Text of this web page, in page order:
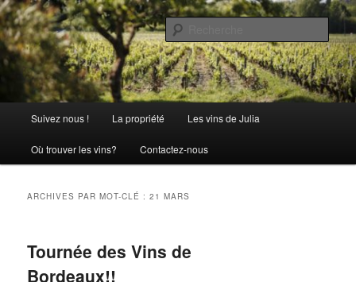
Aller
au
contenu
principal
Aller
au
contenu
secondaireChâteau Julia
La passion comme tradition
principal
Suivez nous ! La propriété Les vins de Julia
Où trouver les vins? Contactez-nous
ARCHIVES PAR MOT-CLÉ :21 MARS
Tournée des Vins de
Bordeaux!!